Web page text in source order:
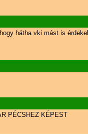
hátha vki mást is
PÉCSHEZ KÉPEST